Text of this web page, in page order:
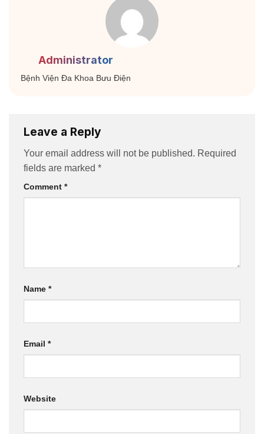
Administrator
Bệnh Viện Đa Khoa Bưu Điện
Leave a Reply
Your email address will not be published. Required
fields are marked *
Comment *
Name *
Email *
Website